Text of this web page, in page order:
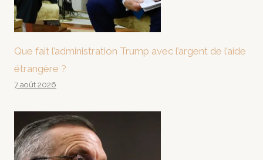
Que fait l’administration Trump avec l’argent de l’aide
étrangère ?
7 août 2026